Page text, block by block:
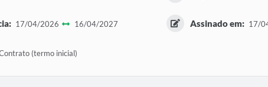
17/04/2026 16/04/2027 Assinado em: 17/
(termo inicial)